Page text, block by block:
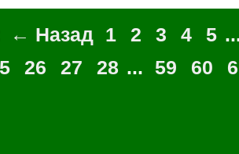
← Назад 1 2 3 4 5
26 27 28 ... 59 60